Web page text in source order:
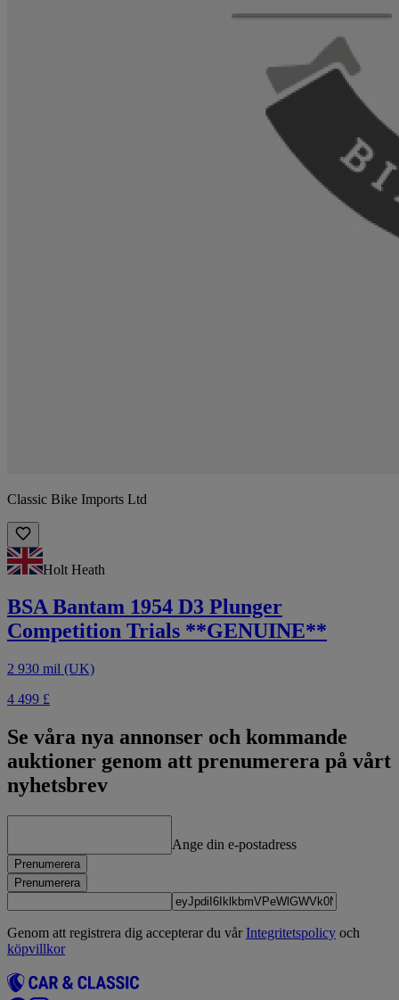
Classic Bike Imports Ltd
Holt Heath
BSA Bantam 1954 D3 Plunger
Competition Trials **GENUINE**
2 930 mil (UK)
4 499 £
Se våra nya annonser och kommande
auktioner genom att prenumerera på vårt
nyhetsbrev
Ange din e-postadress
Prenumerera
Prenumerera
Genom att registrera dig accepterar du vårIntegritetspolicy och
köpvillkor